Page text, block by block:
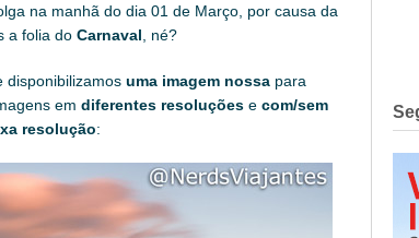
na manhã do dia 01 de Março, por causa da
a folia do Carnaval , né?
disponibilizamos uma imagem nossa para
em diferentes resoluções e com/sem
resolução: